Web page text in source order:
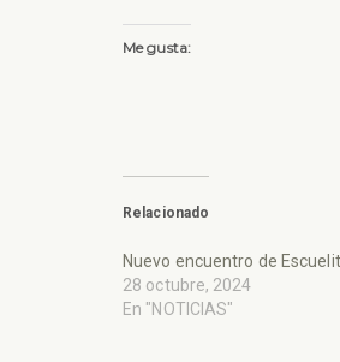
Me gusta:
Relacionado
Nuevo encuentro de
28 octubre, 2024
En "NOTICIAS"